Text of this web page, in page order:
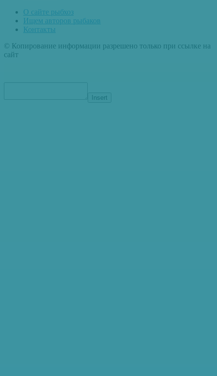
О сайте рыбхоз
Ищем авторов рыбаков
Контакты
© Копирование информации разрешено только при ссылке на
сайт
Insert